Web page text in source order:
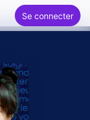
Se connecter